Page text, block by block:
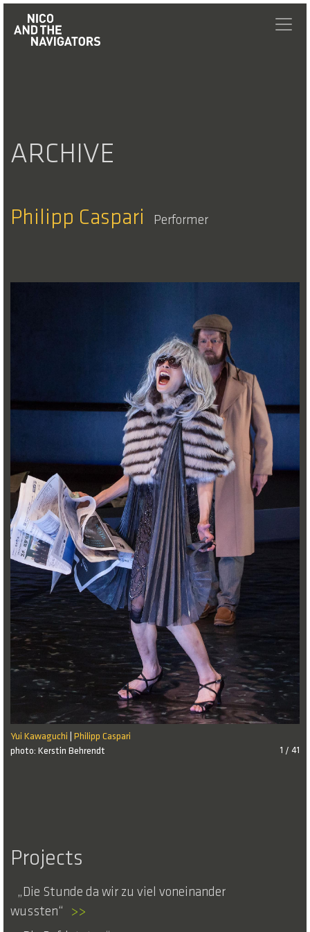
ARCHIVE
Philipp Caspari Performer
Yui Kawaguchi
Philipp Caspari
photo: Kerstin Behrendt
1 / 41
Projects
Die Stunde da wir zu viel voneinander
wussten
>>